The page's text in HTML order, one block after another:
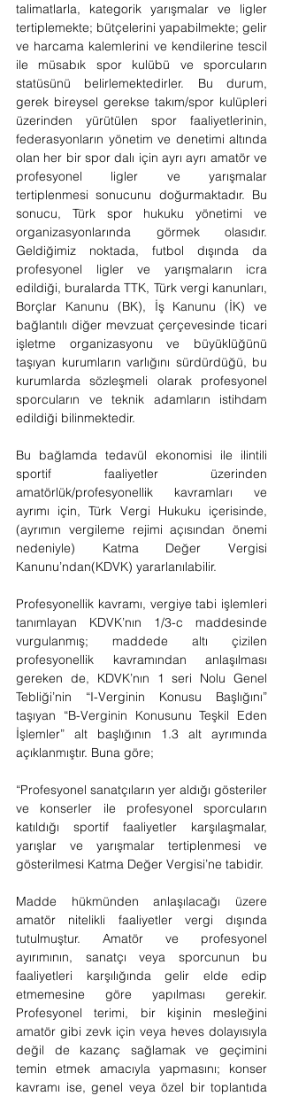
talimatlarla, kategorik yarışmalar ve ligler
tertiplemekte; bütçelerini yapabilmekte; gelir
ve harcama kalemlerini ve kendilerine tescil
ile müsabık spor kulübü ve sporcuların
statüsünü belirlemektedirler. Bu durum,
gerek bireysel gerekse takım/spor kulüpleri
üzerinden yürütülen spor faaliyetlerinin,
federasyonların yönetim ve denetimi altında
olan her bir spor dalı için ayrı ayrı amatör ve
profesyonel ligler ve yarışmalar
tertiplenmesi sonucunu doğurmaktadır. Bu
sonucu, Türk spor hukuku yönetimi ve
organizasyonlarında görmek olasıdır.
Geldiğimiz noktada, futbol dışında da
profesyonel ligler ve yarışmaların icra
edildiği, buralarda TTK, Türk vergi kanunları,
Borçlar Kanunu (BK), İş Kanunu (İK) ve
bağlantılı diğer mevzuat çerçevesinde ticari
işletme organizasyonu ve büyüklüğünü
taşıyan kurumların varlığını sürdürdüğü, bu
kurumlarda sözleşmeli olarak profesyonel
sporcuların ve teknik adamların istihdam
edildiği bilinmektedir.
Bu bağlamda tedavül ekonomisi ile ilintili
sportif faaliyetler üzerinden
amatörlük/profesyonellik kavramları ve
ayrımı için, Türk Vergi Hukuku içerisinde,
(ayrımın vergileme rejimi açısından önemi
nedeniyle) Katma Değer Vergisi
Kanunu’ndan(KDVK) yararlanılabilir.
Profesyonellik kavramı, vergiye tabi işlemleri
tanımlayan KDVK’nın 1/3-c maddesinde
vurgulanmış; maddede altı çizilen
profesyonellik kavramından anlaşılması
gereken de, KDVK’nın 1 seri Nolu Genel
Tebliği’nin “I-Verginin Konusu Başlığını”
taşıyan “B-Verginin Konusunu Teşkil Eden
İşlemler” alt başlığının 1.3 alt ayrımında
açıklanmıştır. Buna göre;
“Profesyonel sanatçıların yer aldığı gösteriler
ve konserler ile profesyonel sporcuların
katıldığı sportif faaliyetler karşılaşmalar,
yarışlar ve yarışmalar tertiplenmesi ve
gösterilmesi Katma Değer Vergisi’ne tabidir.
Madde hükmünden anlaşılacağı üzere
amatör nitelikli faaliyetler vergi dışında
tutulmuştur. Amatör ve profesyonel
ayırımının, sanatçı veya sporcunun bu
faaliyetleri karşılığında gelir elde edip
etmemesine göre yapılması gerekir.
Profesyonel terimi, bir kişinin mesleğini
amatör gibi zevk için veya heves dolayısıyla
değil de kazanç sağlamak ve geçimini
temin etmek amacıyla yapmasını; konser
kavramı ise, genel veya özel bir toplantıda